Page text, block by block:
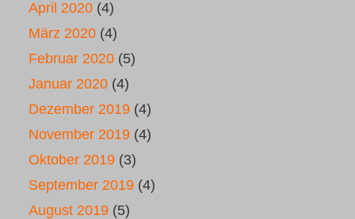
April 2020 (4)
März 2020 (4)
Februar 2020 (5)
Januar 2020 (4)
Dezember 2019 (4)
November 2019 (4)
Oktober 2019 (3)
September 2019 (4)
August 2019 (5)